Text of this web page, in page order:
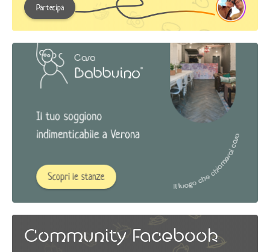
Partecipa
Community Facebook